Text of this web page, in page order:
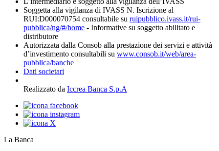
Soggetta alla vigilanza di IVASS N. Iscrizione al
RUI:D000070754 consultabile su ruipubblico.ivass.it/rui-
pubblica/ng/#/home - Informative su soggetto abilitato e
distributore
Autorizzata dalla Consob alla prestazione dei servizi e attività
d’investimento consultabili su www.consob.it/web/area-
pubblica/banche
Dati societari
Realizzato da Iccrea Banca S.p.A
La Banca